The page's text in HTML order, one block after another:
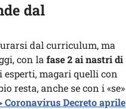
dal
dal curriculum, ma
con lafase 2 ai nastri di
esperti, magari quelli con
resta, anche se con i «se»
Coronavirus Decreto aprile